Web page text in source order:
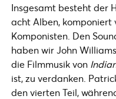
Insgesamt besteht der
acht Alben, komponiert
Komponisten. Den
haben wir John
die Filmmusik von
ist, zu verdanken.
den vierten Teil,